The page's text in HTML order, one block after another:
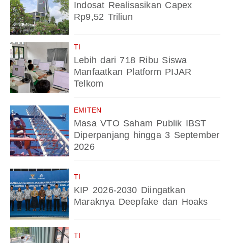
Indosat Realisasikan Capex
Rp9,52 Triliun
TI
Lebih dari 718 Ribu Siswa
Manfaatkan Platform PIJAR
Telkom
EMITEN
Masa VTO Saham Publik IBST
Diperpanjang hingga 3 September
2026
TI
KIP 2026-2030 Diingatkan
Maraknya Deepfake dan Hoaks
TI